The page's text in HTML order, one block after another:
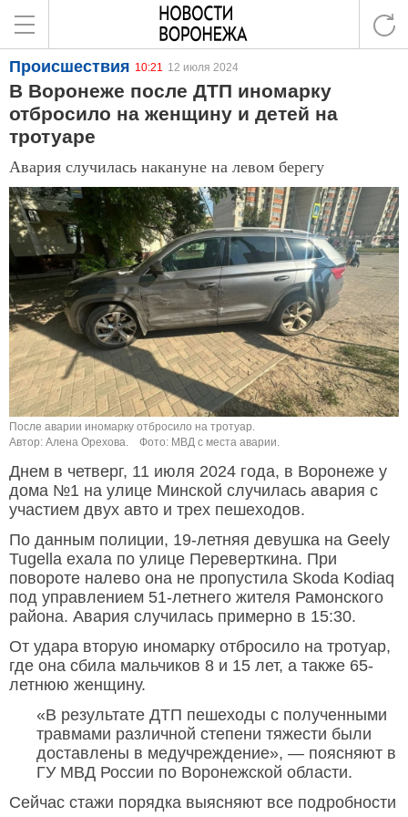
Происшествия 10:21 12 июля 2024
В Воронеже после ДТП иномарку
отбросило на женщину и детей на
тротуаре
Авария случилась накануне на левом берегу
После аварии иномарку отбросило на тротуар.
Автор: Алена Орехова.
Фото: МВД с места аварии.
Днем в четверг, 11 июля 2024 года, в Воронеже у
дома №1 на улице Минской случилась авария с
участием двух авто и трех пешеходов.
По данным полиции, 19-летняя девушка на Geely
Tugella ехала по улице Переверткина. При
повороте налево она не пропустила Skoda Kodiaq
под управлением 51-летнего жителя Рамонского
района. Авария случилась примерно в 15:30.
От удара вторую иномарку отбросило на тротуар,
где она сбила мальчиков 8 и 15 лет, а также 65-
летнюю женщину.
«В результате ДТП пешеходы с полученными
травмами различной степени тяжести были
доставлены в медучреждение», — поясняют в
ГУ МВД России по Воронежской области.
Сейчас стажи порядка выясняют все подробности